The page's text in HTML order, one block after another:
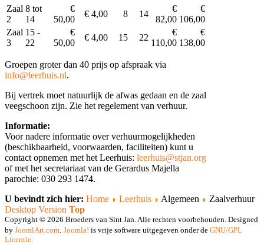
Zaal
2
8 tot
14
€
50,00
€ 4,00 8 14
€
82,00
€
106,00
Zaal
3
15 -
22
€
50,00
€ 4,00 15 22
€
110,00
€
138,00
Groepen groter dan 40 prijs op afspraak via
info@leerhuis.nl.
Bij vertrek moet natuurlijk de afwas gedaan en de zaal
veegschoon zijn. Zie het regelement van verhuur.
Informatie:
Voor nadere informatie over verhuurmogelijkheden
(beschikbaarheid, voorwaarden, faciliteiten) kunt u
contact opnemen met het Leerhuis: leerhuis@stjan.org
of met het secretariaat van de Gerardus Majella
parochie: 030 293 1474.
U bevindt zich hier: Home Leerhuis Algemeen
Zaalverhuur
Desktop Version Top
Copyright © 2026 Broeders van Sint Jan. Alle rechten voorbehouden. Designed
by JoomlArt.com Joomla! is vrije software uitgegeven onder de GNU/GPL
Licentie.